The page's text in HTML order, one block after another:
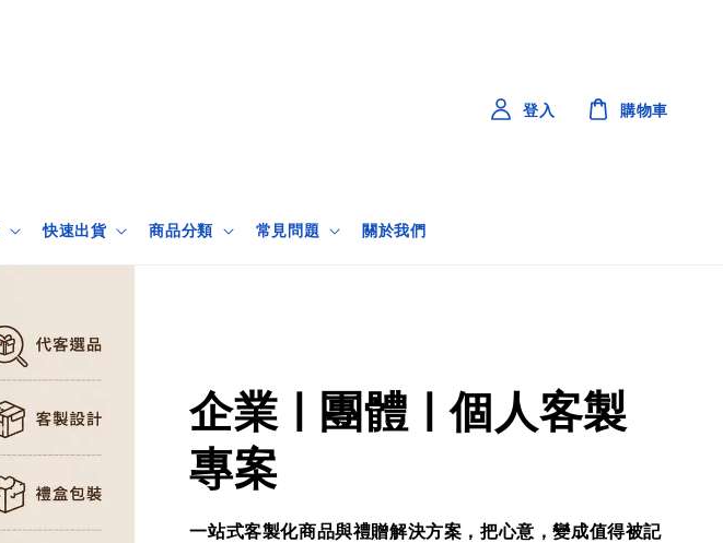
快速出貨 商品分類 常見問題 關於我們
登入 購物車
企業 | 團體 | 個人客製
專案
一站式客製化商品與禮贈解決方案，把心意，變成值得被記